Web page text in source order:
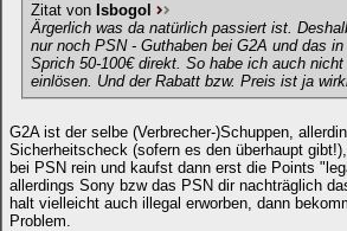
Zitat von Isbogol
Ärgerlich was da natürlich passiert ist.
nur noch PSN - Guthaben bei G2A und das in
Sprich 50-100€ direkt. So habe ich auch
einlösen. Und der Rabatt bzw. Preis ist ja
G2A ist der selbe (Verbrecher-)Schuppen,
Sicherheitscheck (sofern es den überhaupt
bei PSN rein und kaufst dann erst die Points
allerdings Sony bzw das PSN dir nachträglich
halt vielleicht auch illegal erworben, dann
Problem.